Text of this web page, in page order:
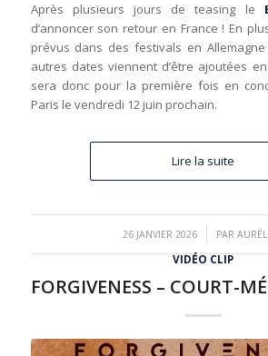
Après plusieurs jours de teasing le
d’annoncer son retour en France ! En
prévus dans des festivals en
autres dates viennent d’être ajoutées
sera donc pour la première fois en
Paris le vendredi 12 juin prochain.
Lire la suite
26 JANVIER 2026
/ PAR
VIDÉO CLIP
FORGIVENESS – COURT-